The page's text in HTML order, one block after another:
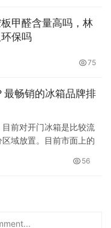
甲醛含量高吗，林
保吗
75
最畅销的冰箱品牌排
前对开门冰箱是比较流
域放置。目前市面上的
56